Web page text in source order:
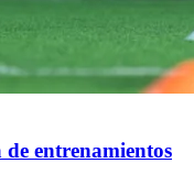
entrenamientos